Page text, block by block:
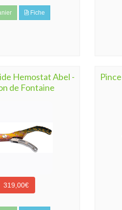
Fiche
Hemostat Abel -
de Fontaine
319,00€